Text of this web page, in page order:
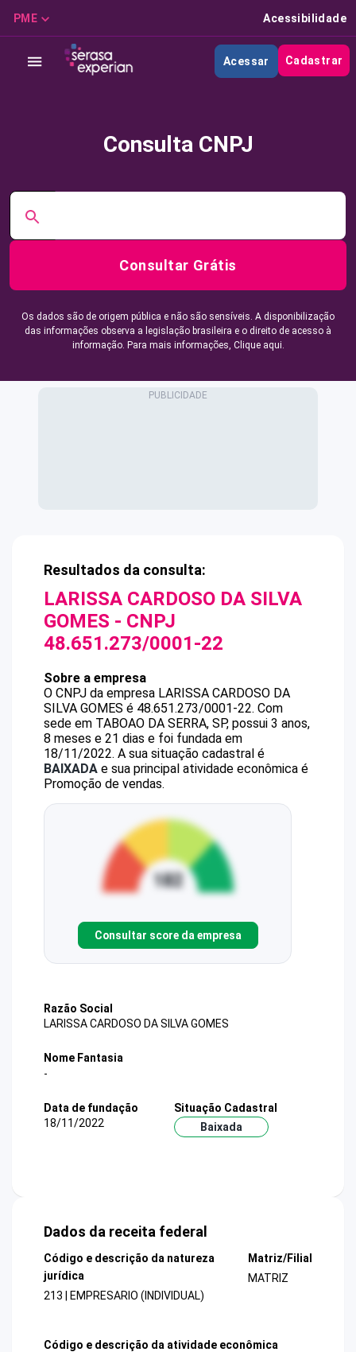
PME Acessibilidade
Acessar Cadastrar
Consulta CNPJ
Consultar Grátis
Os dados são de origem pública e não são sensíveis. A disponibilização
das informações observa a legislação brasileira e o direito de acesso à
informação. Para mais informações, Clique aqui.
Resultados da consulta:
LARISSA CARDOSO DA SILVA
GOMES - CNPJ
48.651.273/0001-22
Sobre a empresa
O CNPJ da empresa LARISSA CARDOSO DA
SILVA GOMES é 48.651.273/0001-22. Com
sede em TABOAO DA SERRA, SP, possui 3 anos,
8 meses e 21 dias e foi fundada em
18/11/2022. A sua situação cadastral é
BAIXADA e sua principal atividade econômica é
Promoção de vendas.
Consultar score da empresa
Razão Social
LARISSA CARDOSO DA SILVA GOMES
Nome Fantasia
-
Data de fundação
18/11/2022
Situação Cadastral
Baixada
Dados da receita federal
Código e descrição da natureza
jurídica
213 | EMPRESARIO (INDIVIDUAL)
Matriz/Filial
MATRIZ
Código e descrição da atividade econômica